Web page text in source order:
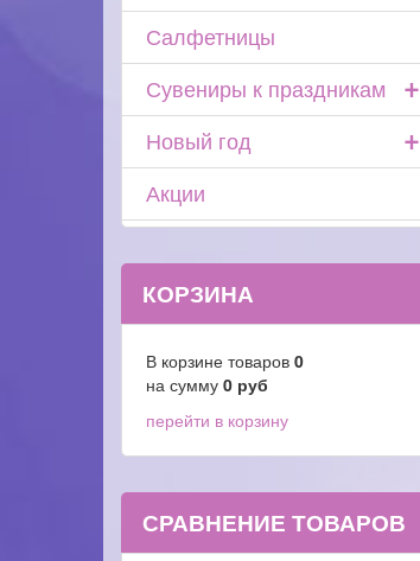
Салфетницы
+
Сувениры к праздникам
+
Новый год
Акции
КОРЗИНА
В корзине товаров 0
на сумму 0 руб
перейти в корзину
СРАВНЕНИЕ ТОВАРОВ